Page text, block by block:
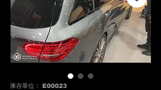
庫存單位： E00023